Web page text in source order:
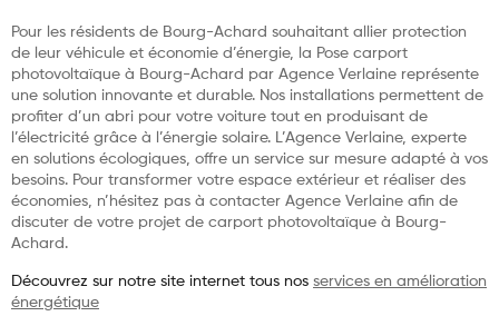
Pour les résidents de Bourg-Achard souhaitant allier protection
de leur véhicule et économie d’énergie, la Pose carport
photovoltaïque à Bourg-Achard par Agence Verlaine représente
une solution innovante et durable. Nos installations permettent de
profiter d’un abri pour votre voiture tout en produisant de
l’électricité grâce à l’énergie solaire. L’Agence Verlaine, experte
en solutions écologiques, offre un service sur mesure adapté à vos
besoins. Pour transformer votre espace extérieur et réaliser des
économies, n’hésitez pas à contacter Agence Verlaine afin de
discuter de votre projet de carport photovoltaïque à Bourg-
Achard.
Découvrez sur notre site internet tous nos services en amélioration
énergétique